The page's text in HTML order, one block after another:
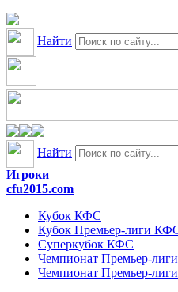
Найти
Найти
Игроки
cfu2015.com
Кубок КФС
Кубок Премьер-лиги
Суперкубок КФС
Чемпионат Премьер-
Чемпионат Премьер-